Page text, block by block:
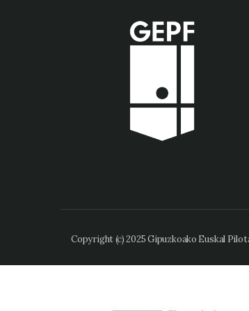
Copyright (c) 2025 Gipuzkoako Euskal